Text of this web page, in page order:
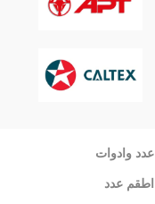
عدد وادوات
اطقم عدد